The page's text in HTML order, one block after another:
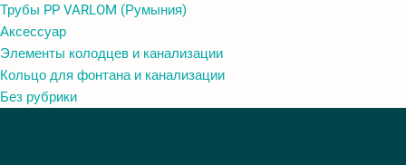
Трубы PP VARLOM (Румыния)
Аксессуар
Элементы колодцев и канализации
Кольцо для фонтана и канализации
Без рубрики